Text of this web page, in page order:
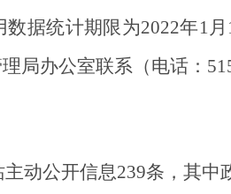
据统计期限为2022年1
局办公室联系（电话：
动公开信息239条，其中